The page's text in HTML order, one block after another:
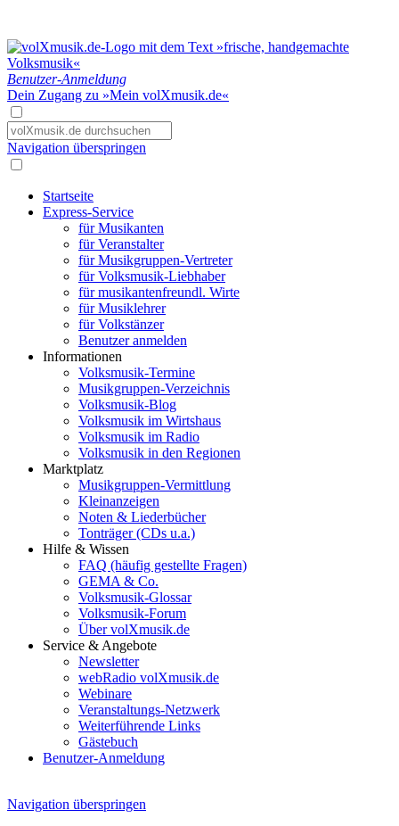
Benutzer-Anmeldung
Dein Zugang zu »Mein volXmusik.de«
Navigation überspringen
Startseite
Express-Service
für Musikanten
für Veranstalter
für Musikgruppen-Vertreter
für Volksmusik-Liebhaber
für musikantenfreundl. Wirte
für Musiklehrer
für Volkstänzer
Benutzer anmelden
Informationen
Volksmusik-Termine
Musikgruppen-Verzeichnis
Volksmusik-Blog
Volksmusik im Wirtshaus
Volksmusik im Radio
Volksmusik in den Regionen
Marktplatz
Musikgruppen-Vermittlung
Kleinanzeigen
Noten & Liederbücher
Tonträger (CDs u.a.)
Hilfe & Wissen
FAQ (häufig gestellte Fragen)
GEMA & Co.
Volksmusik-Glossar
Volksmusik-Forum
Über volXmusik.de
Service & Angebote
Newsletter
webRadio volXmusik.de
Webinare
Veranstaltungs-Netzwerk
Weiterführende Links
Gästebuch
Benutzer-Anmeldung
Navigation überspringen